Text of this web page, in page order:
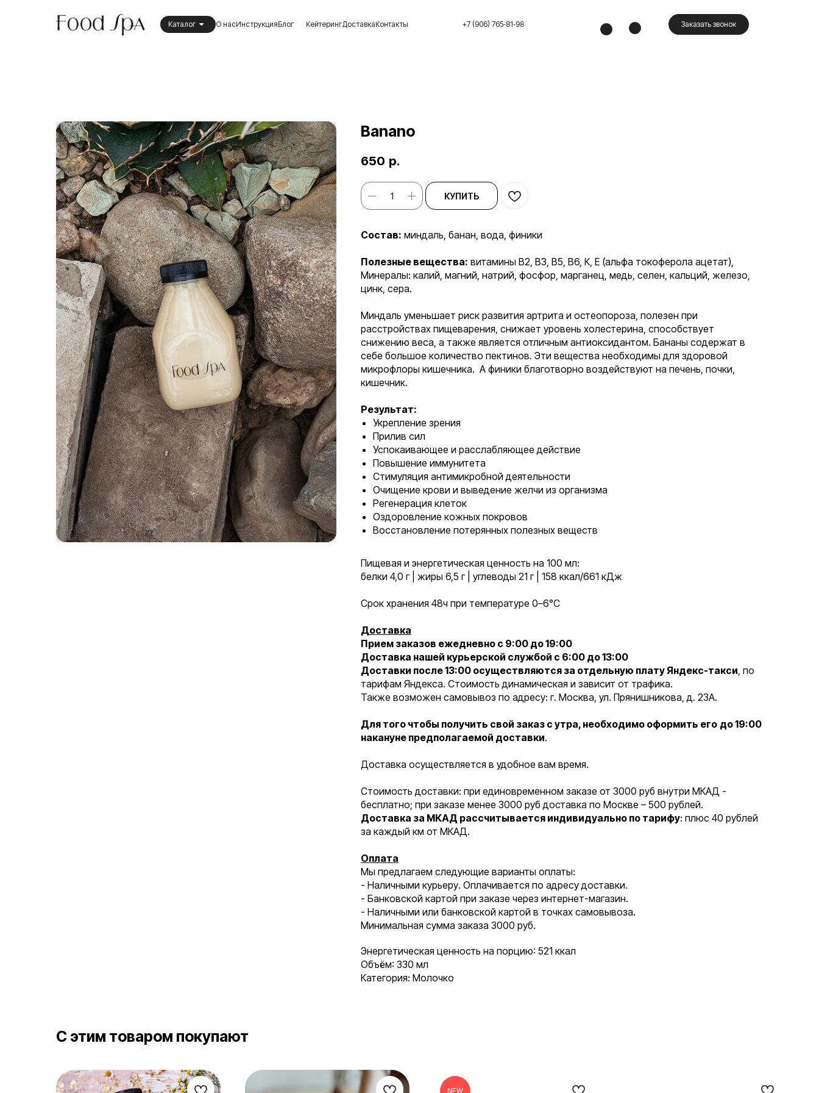
Заказать звонок
+7 (906) 765‑81‑98
Каталог О насИнструкцияБлог КейтерингДоставкаКонтакты
Banano
650 р.
КУПИТЬ
Состав: миндаль, банан, вода, финики
Полезные вещества: витамины В2, В3, В5, В6, К, Е (альфа токоферола ацетат),
Минералы: калий, магний, натрий, фосфор, марганец, медь, селен, кальций, железо,
цинк, сера.
Миндаль уменьшает риск развития артрита и остеопороза, полезен при
расстройствах пищеварения, снижает уровень холестерина, способствует
снижению веса, а также является отличным антиоксидантом. Бананы содержат в
себе большое количество пектинов. Эти вещества необходимы для здоровой
микрофлоры кишечника. А финики благотворно воздействуют на печень, почки,
кишечник.
Результат:
Укрепление зрения
Прилив сил
Успокаивающее и расслабляющее действие
Повышение иммунитета
Стимуляция антимикробной деятельности
Очищение крови и выведение желчи из организма
Регенерация клеток
Оздоровление кожных покровов
Восстановление потерянных полезных веществ
Пищевая и энергетическая ценность на 100 мл:
белки 4,0 г | жиры 6,5 г | углеводы 21 г | 158 ккал/661 кДж
Срок хранения 48ч при температуре 0–6°C
Доставка
Прием заказов ежедневно с 9:00 до 19:00
Доставка нашей курьерской службой с 6:00 до 13:00
Доставки после 13:00 осуществляются за отдельную плату Яндекс-такси, по
тарифам Яндекса. Стоимость динамическая и зависит от трафика.
Также возможен самовывоз по адресу: г. Москва, ул. Прянишникова, д. 23А.
Для того чтобы получить свой заказ с утра, необходимо оформить его до 19:00
накануне предполагаемой доставки.
Доставка осуществляется в удобное вам время.
Стоимость доставки: при единовременном заказе от 3000 руб внутри МКАД -
бесплатно; при заказе менее 3000 руб доставка по Москве – 500 рублей.
Доставка за МКАД рассчитывается индивидуально по тарифу: плюс 40 рублей
за каждый км от МКАД.
Оплата
Мы предлагаем следующие варианты оплаты:
- Наличными курьеру. Оплачивается по адресу доставки.
- Банковской картой при заказе через интернет-магазин.
- Наличными или банковской картой в точках самовывоза.
Минимальная сумма заказа 3000 руб.
Энергетическая ценность на порцию: 521 ккал
Объём: 330 мл
Категория: Молочко
С этим товаром покупают